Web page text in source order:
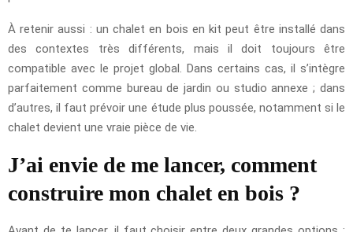
À retenir aussi : un chalet en bois en kit peut être installé dans
des contextes très différents, mais il doit toujours être
compatible avec le projet global. Dans certains cas, il s’intègre
parfaitement comme bureau de jardin ou studio annexe ; dans
d’autres, il faut prévoir une étude plus poussée, notamment si le
chalet devient une vraie pièce de vie.
J’ai envie de me lancer, comment
construire mon chalet en bois ?